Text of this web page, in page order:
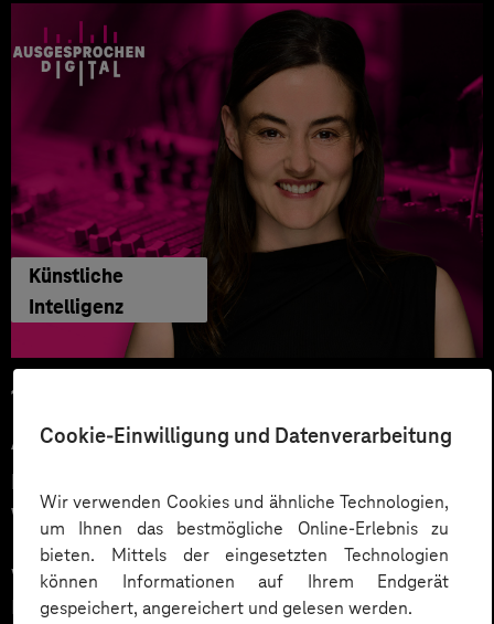
Cookie-Einwilligung und Datenverarbeitung
Wir verwenden Cookies und ähnliche Technologien,
um Ihnen das bestmögliche Online-Erlebnis zu
bieten. Mittels der eingesetzten Technologien
können Informationen auf Ihrem Endgerät
gespeichert, angereichert und gelesen werden.
Künstliche
Intelligenz
12.03.2026
Automatisiert gedacht,
menschlich gewünscht: Die
Wahrheit über KI im Kundendialog
Wie gelingt Conversational AI wirklich – jenseits von
Hype und „Magic Button“? Im Podcast erklärt Dr.